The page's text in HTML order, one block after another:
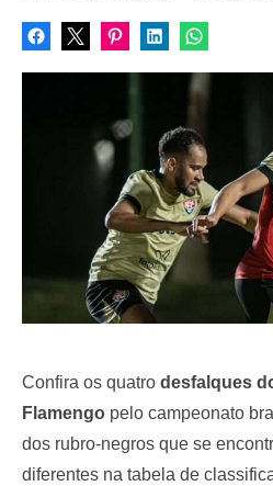
s
t
d
n
Confira os quatro desfalques
Flamengo pelo campeonato
dos rubro-negros que se
diferentes na tabela de